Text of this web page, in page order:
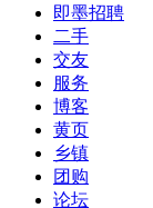
即墨招聘
二手
交友
服务
博客
黄页
乡镇
团购
论坛